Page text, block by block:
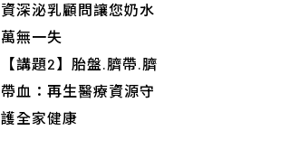
資深泌乳顧問讓您奶水
萬無一失
【講題2】胎盤.臍帶.臍
帶血：再生醫療資源守
護全家健康